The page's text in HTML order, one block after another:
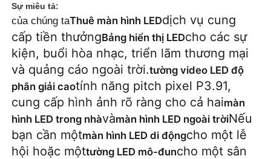
Trang chủ
Các sản phẩm
Video
Buổi trình diễn VR
Sự miêu tả:
của chúng taThuê màn hình LEDdịch vụ cung
cấp tiền thưởngBảng hiển thị LEDcho các sự
kiện, buổi hòa nhạc, triển lãm thương mại
và quảng cáo ngoài trời.tường video LED độ
phân giải caotính năng pitch pixel P3.91,
cung cấp hình ảnh rõ ràng cho cả haimàn
hình LED trong nhàvàmàn hình LED ngoài trờiNếu
bạn cần mộtmàn hình LED di độngcho một lễ
hội hoặc mộttường LED mô-đuncho một sân